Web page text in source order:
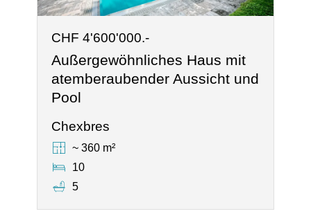
CHF 4'600'000.-
Außergewöhnliches Haus mit
atemberaubender Aussicht und
Pool
Chexbres
~ 360 m²
10
5